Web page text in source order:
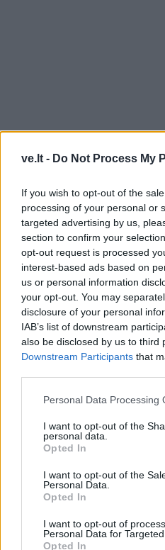
ve.lt - Do Not Process My
If you wish to opt-out of the
processing of your personal or
targeted advertising by us,
section to confirm your
opt-out request is processed
interest-based ads based on
us or personal information
your opt-out. You may
disclosure of your personal
IAB’s list of downstream
also be disclosed by us to third
Downstream Participants that
Personal Data Processing
I want to opt-out of the
personal data.
Opted In
I want to opt-out of the
Personal Data.
Opted In
I want to opt-out of
Personal Data for Targeted
Opted In
TAIP PAT
Jūra
Atliekų surinkimo laivas
„Rasa“ skaičiuoja pirmųjų
mėnesių rezultatus(1)
Baltijos jūrą perplaukęs
lenkų plaukikas įsirašė į
istoriją(1)